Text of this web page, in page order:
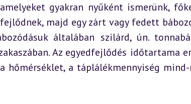
gyakran nyűként ismerünk,
majd egy zárt vagy fedett
általában szilárd, ún.
Az egyedfejlődés időtartama
hőmérséklet, a táplálékmennyiség